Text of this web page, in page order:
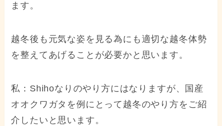
ます。
越冬後も元気な姿を見る為にも適切な越冬体勢
を整えてあげることが必要かと思います。
私：Shihoなりのやり方にはなりますが、国産
オオクワガタを例にとって越冬のやり方をご紹
介したいと思います。